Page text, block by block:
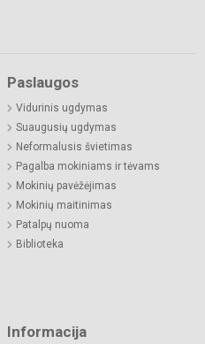
Paslaugos
Vidurinis ugdymas
Suaugusių ugdymas
Neformalusis švietimas
Pagalba mokiniams ir tėvams
Mokinių pavėžėjimas
Mokinių maitinimas
Patalpų nuoma
Biblioteka
Informacija